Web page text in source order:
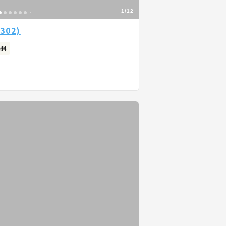
1/12